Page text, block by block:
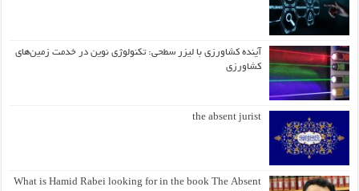
آینده کشاورزی با لیزر سطحی: تکنولوژی نوین در خدمت زمین‌های
کشاورزی
the absent jurist
What is Hamid Rabei looking for in the book The Absent